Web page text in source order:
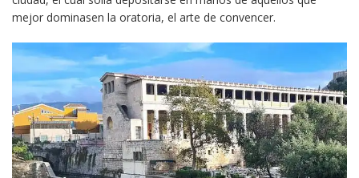
mejor dominasen la oratoria, el arte de convencer.